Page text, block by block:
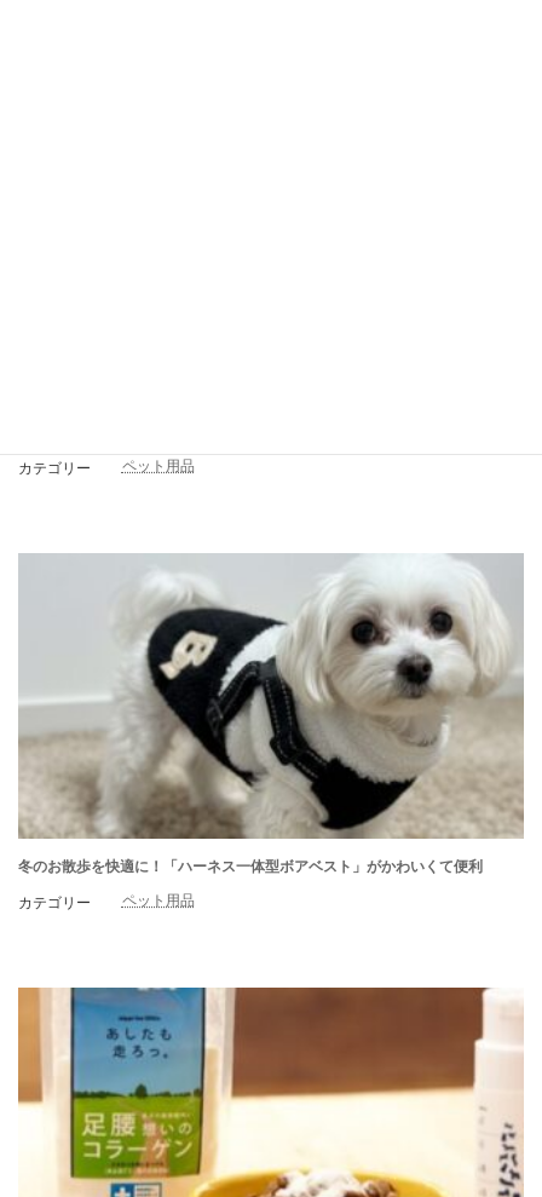
カテゴリー ペット用品
冬のお散歩を快適に！「ハーネス一体型ボアベスト」がかわいくて便利
カテゴリー ペット用品